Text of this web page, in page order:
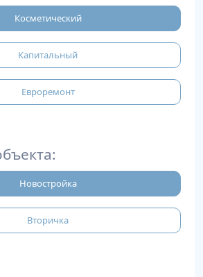
Косметический
Капитальный
Евроремонт
Новостройка
Вторичка